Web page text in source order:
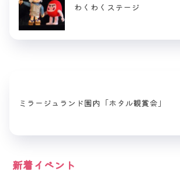
わくわくステージ
ミラージュランド園内「ホタル観賞会」
新着イベント